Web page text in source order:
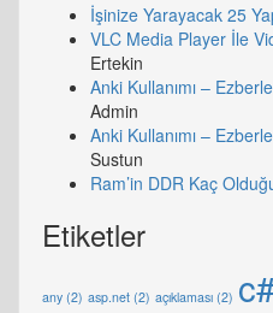
İşinize Yarayacak 25
VLC Media Player İle
Ertekin
Anki Kullanımı –
Admin
Anki Kullanımı –
Sustun
Ram’in DDR Kaç
Etiketler
any (2) asp.net (2) açıklaması (2)